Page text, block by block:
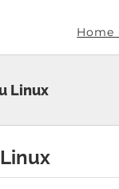
Home
Linux